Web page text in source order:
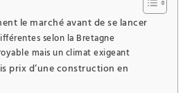
le marché avant de se lancer
selon la Bretagne
mais un climat exigeant
prix d’une construction en